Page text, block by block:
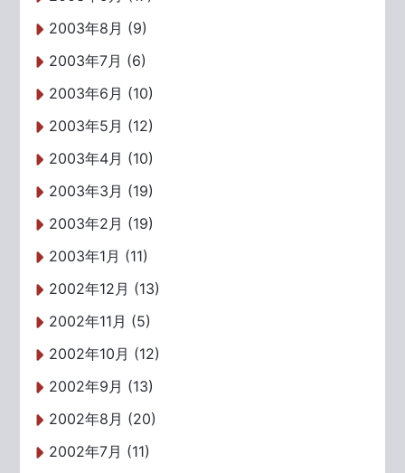
2003年8月 (9)
2003年7月 (6)
2003年6月 (10)
2003年5月 (12)
2003年4月 (10)
2003年3月 (19)
2003年2月 (19)
2003年1月 (11)
2002年12月 (13)
2002年11月 (5)
2002年10月 (12)
2002年9月 (13)
2002年8月 (20)
2002年7月 (11)